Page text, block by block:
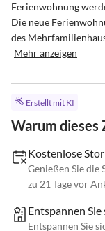
Ferienwohnung
Die neue
des
Mehr anzeigen
Erstellt mit KI
Warum dieses
Kostenlose
Genießen Sie die
zu 21 Tage vor
Entspannen
Entspannen Sie